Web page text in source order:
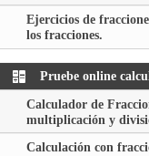
Ejercicios de
los fracciones.
Pruebe online
Calculador de
multiplicación y
Calculación con